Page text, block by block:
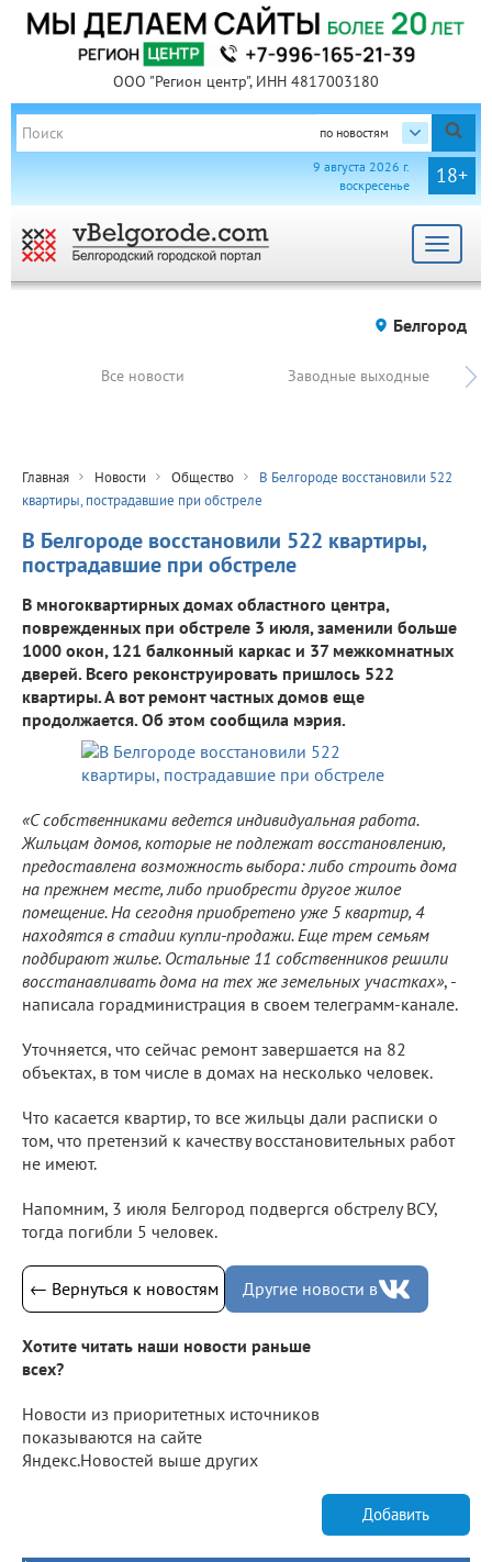
ООО "Регион центр", ИНН 4817003180
по новостям
18+
9 августа 2026 г.
воскресенье
Toggle
Белгород
Все новости Заводные выходные
Главная Новости Общество
В Белгороде восстановили 522
квартиры, пострадавшие при обстреле
В Белгороде восстановили 522 квартиры,
пострадавшие при обстреле
В многоквартирных домах областного центра,
поврежденных при обстреле 3 июля, заменили больше
1000 окон, 121 балконный каркас и 37 межкомнатных
дверей. Всего реконструировать пришлось 522
квартиры. А вот ремонт частных домов еще
продолжается. Об этом сообщила мэрия.
«С собственниками ведется индивидуальная работа.
Жильцам домов, которые не подлежат восстановлению,
предоставлена возможность выбора: либо строить дома
на прежнем месте, либо приобрести другое жилое
помещение. На сегодня приобретено уже 5 квартир, 4
находятся в стадии купли-продажи. Еще трем семьям
подбирают жилье. Остальные 11 собственников решили
восстанавливать дома на тех же земельных участках», -
написала горадминистрация в своем телеграмм-канале.
Уточняется, что сейчас ремонт завершается на 82
объектах, в том числе в домах на несколько человек.
Что касается квартир, то все жильцы дали расписки о
том, что претензий к качеству восстановительных работ
не имеют.
Напомним, 3 июля Белгород подвергся обстрелу ВСУ,
тогда погибли 5 человек.
← Вернуться к новостям Другие новости в
Хотите читать наши новости раньше
всех?
Новости из приоритетных источников
показываются на сайте
Яндекс.Новостей выше других
Добавить